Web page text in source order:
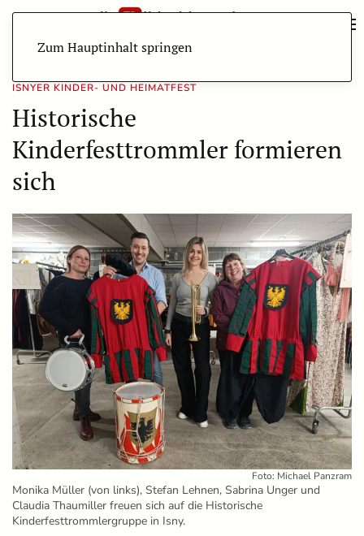
Zum Hauptinhalt springen
ISNYER KINDER- UND HEIMATFEST
Historische
Kinderfesttrommler formieren
sich
Foto: Michael Panzram
Monika Müller (von links), Stefan Lehnen, Sabrina Unger und
Claudia Thaumiller freuen sich auf die Historische
Kinderfesttrommlergruppe in Isny.